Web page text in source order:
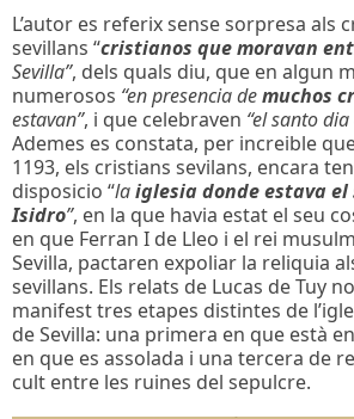
L’autor es referix sense sorpresa als
sevillans “cristianos que moravan
Sevilla”, dels quals diu, que en algun
numerosos “en presencia demuchos
estavan”, i que celebraven “el santo
Ademes es constata, per increible
1193, els cristians sevilans, encara
disposicio “laiglesia donde estava
Isidro”, en la que havia estat el seu
en que Ferran I de Lleo i el rei
Sevilla, pactaren expoliar la reliquia
sevillans. Els relats de Lucas de Tuy
manifest tres etapes distintes de
de Sevilla: una primera en que està
en que es assolada i una tercera de
cult entre les ruines del sepulcre.